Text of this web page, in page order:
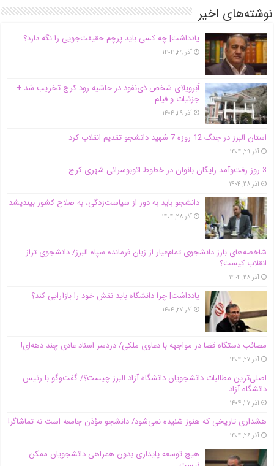
نوشته‌های اخیر
یادداشت| ‌چه کسی باید پرچم حقیقت‌جویی را نگه دارد؟
آذر ۲۹, ۱۴۰۴
اَبَر‌ویلای شخص ذی‌نفوذ در حاشیه‌ رود کرج تخریب شد +
جزئیات و فیلم
آذر ۲۹, ۱۴۰۴
استان البرز در جنگ 12 روزه 7 شهید دانشجو تقدیم انقلاب کرد
آذر ۲۹, ۱۴۰۴
3 روز رفت‌وآمد رایگان بانوان در خطوط اتوبوسرانی شهری کرج
آذر ۲۸, ۱۴۰۴
دانشجو باید به دور از سیاست‌زدگی، به صلاح کشور بیندیشد
آذر ۲۸, ۱۴۰۴
شاخصه‌های بارز دانشجوی تمام‌عیار از زبان فرمانده سپاه البرز/ دانشجوی تراز
انقلاب کیست؟
آذر ۲۸, ۱۴۰۴
یادداشت| چرا دانشگاه باید نقش خود را بازآرایی کند؟
آذر ۲۷, ۱۴۰۴
مصائب دستگاه قضا در مواجهه با دعاوی ملکی/ دردسر اسناد عادی چند‌ دهه‌ای!
آذر ۲۷, ۱۴۰۴
اصلی‌ترین مطالبات دانشجویان دانشگاه آزاد البرز چیست؟/ گفت‌وگو با رئیس
دانشگاه آز‌اد
آذر ۲۷, ۱۴۰۴
هشداری تاریخی که هنوز شنیده نمی‌شود/ دانشجو مؤذن جامعه است نه تماشاگر!
آذر ۲۶, ۱۴۰۴
هیچ توسعه پایداری بدون همراهی دانشجویان ممکن